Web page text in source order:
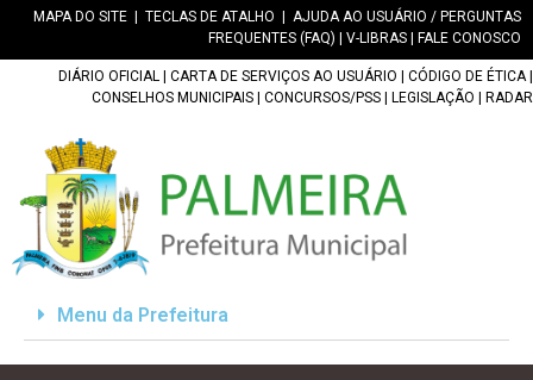
MAPA DO SITE TECLAS DE ATALHO
AJUDA AO USUÁRIO / PERGUNTAS
FREQUENTES (FAQ)
V-LIBRAS FALE CONOSCO
DIÁRIO OFICIAL CARTA DE SERVIÇOS AO USUÁRIO CÓDIGO DE ÉTICA|
CONSELHOS MUNICIPAIS
CONCURSOS/PSS LEGISLAÇÃO RADAR
Menu da Prefeitura